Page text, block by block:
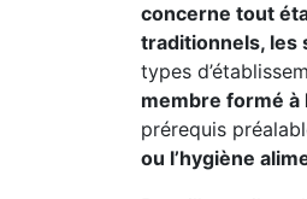
concerne tout
traditionnels, les
types
membre formé à
prérequis
ou l’hygiène